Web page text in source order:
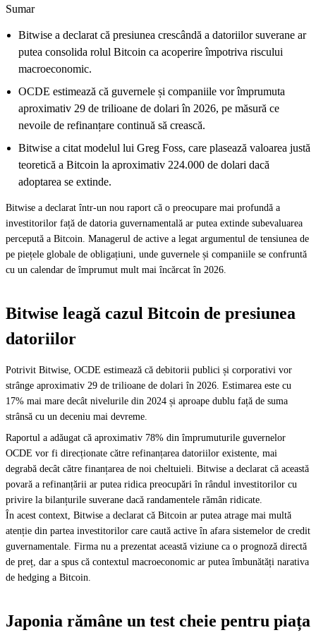
Sumar
Bitwise a declarat că presiunea crescândă a datoriilor suverane ar
putea consolida rolul Bitcoin ca acoperire împotriva riscului
macroeconomic.
OCDE estimează că guvernele și companiile vor împrumuta
aproximativ 29 de trilioane de dolari în 2026, pe măsură ce
nevoile de refinanțare continuă să crească.
Bitwise a citat modelul lui Greg Foss, care plasează valoarea justă
teoretică a Bitcoin la aproximativ 224.000 de dolari dacă
adoptarea se extinde.
Bitwise a declarat într-un nou raport că o preocupare mai profundă a
investitorilor față de datoria guvernamentală ar putea extinde subevaluarea
percepută a Bitcoin. Managerul de active a legat argumentul de tensiunea de
pe piețele globale de obligațiuni, unde guvernele și companiile se confruntă
cu un calendar de împrumut mult mai încărcat în 2026.
Bitwise leagă cazul Bitcoin de presiunea
datoriilor
Potrivit Bitwise, OCDE estimează că debitorii publici și corporativi vor
strânge aproximativ 29 de trilioane de dolari în 2026. Estimarea este cu
17% mai mare decât nivelurile din 2024 și aproape dublu față de suma
strânsă cu un deceniu mai devreme.
Raportul a adăugat că aproximativ 78% din împrumuturile guvernelor
OCDE vor fi direcționate către refinanțarea datoriilor existente, mai
degrabă decât către finanțarea de noi cheltuieli. Bitwise a declarat că această
povară a refinanțării ar putea ridica preocupări în rândul investitorilor cu
privire la bilanțurile suverane dacă randamentele rămân ridicate.
În acest context, Bitwise a declarat că Bitcoin ar putea atrage mai multă
atenție din partea investitorilor care caută active în afara sistemelor de credit
guvernamentale. Firma nu a prezentat această viziune ca o prognoză directă
de preț, dar a spus că contextul macroeconomic ar putea îmbunătăți narativa
de hedging a Bitcoin.
Japonia rămâne un test cheie pentru piața